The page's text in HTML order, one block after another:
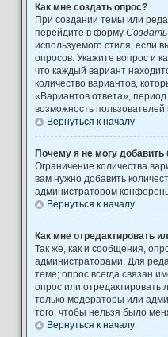
Как мне создать опрос?
При создании темы или
перейдите в форму Создать
используемого стиля; если
опросов. Укажите вопрос и
что каждый вариант
количество вариантов,
«Вариантов ответа»,
возможность
Вернуться к началу
Почему я не могу добавить
Ограничение количества
вам нужно добавить
администратором
Вернуться к началу
Как мне отредактировать
Так же, как и сообщения,
администраторами. Для
теме; опрос всегда связан
опрос или отредактировать
только модераторы или
того, чтобы нельзя было
Вернуться к началу